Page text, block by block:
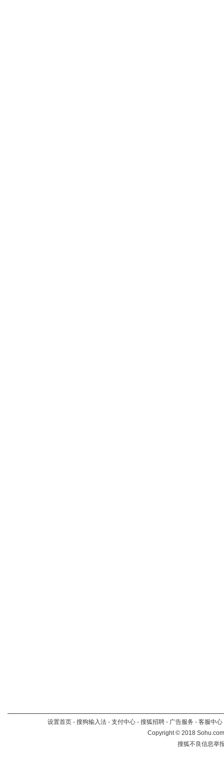
设置首页 - 搜狗输入法 - 支付中心 - 搜狐招聘 - 广告服务 - 客服中心
Copyright©2018
搜狐不良信息举